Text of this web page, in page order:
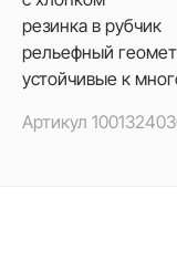
резинка в рубчик
рельефный
устойчивые к
Артикул